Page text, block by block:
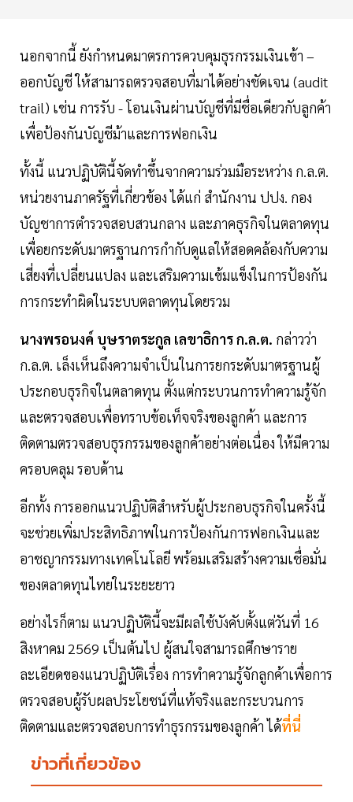
นอกจากนี้ ยังกำหนดมาตรการควบคุมธุรกรรมเงินเข้า –
ออกบัญชี ให้สามารถตรวจสอบที่มาได้อย่างชัดเจน (audit
trail) เช่น การรับ - โอนเงินผ่านบัญชีที่มีชื่อเดียวกับลูกค้า
เพื่อป้องกันบัญชีม้าและการฟอกเงิน
ทั้งนี้ แนวปฏิบัตินี้จัดทำขึ้นจากความร่วมมือระหว่าง ก.ล.ต.
หน่วยงานภาครัฐที่เกี่ยวข้อง ได้แก่ สำนักงาน ปปง. กอง
บัญชาการตำรวจสอบสวนกลาง และภาคธุรกิจในตลาดทุน
เพื่อยกระดับมาตรฐานการกำกับดูแลให้สอดคล้องกับความ
เสี่ยงที่เปลี่ยนแปลง และเสริมความเข้มแข็งในการป้องกัน
การกระทำผิดในระบบตลาดทุนโดยรวม
นางพรอนงค์ บุษราตระกูล เลขาธิการ ก.ล.ต. กล่าวว่า
ก.ล.ต. เล็งเห็นถึงความจำเป็นในการยกระดับมาตรฐานผู้
ประกอบธุรกิจในตลาดทุน ตั้งแต่กระบวนการทำความรู้จัก
และตรวจสอบเพื่อทราบข้อเท็จจริงของลูกค้า และการ
ติดตามตรวจสอบธุรกรรมของลูกค้าอย่างต่อเนื่อง ให้มีความ
ครอบคลุม รอบด้าน
อีกทั้ง การออกแนวปฏิบัติสำหรับผู้ประกอบธุรกิจในครั้งนี้
จะช่วยเพิ่มประสิทธิภาพในการป้องกันการฟอกเงินและ
อาชญากรรมทางเทคโนโลยี พร้อมเสริมสร้างความเชื่อมั่น
ของตลาดทุนไทยในระยะยาว
อย่างไรก็ตาม แนวปฏิบัตินี้จะมีผลใช้บังคับตั้งแต่วันที่ 16
สิงหาคม 2569 เป็นต้นไป ผู้สนใจสามารถศึกษาราย
ละเอียดของแนวปฏิบัติเรื่อง การทำความรู้จักลูกค้าเพื่อการ
ตรวจสอบผู้รับผลประโยชน์ที่แท้จริงและกระบวนการ
ติดตามและตรวจสอบการทำธุรกรรมของลูกค้า ได้ที่นี่
ข่าวที่เกี่ยวข้อง